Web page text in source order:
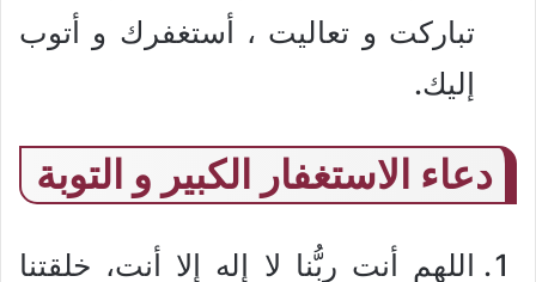
تباركت و تعاليت ، أستغفرك و أتوب
إليك.
دعاء الاستغفار الكبير و التوبة
اللهم أنت ربُّنا لا إله إلا أنت، خلقتنا